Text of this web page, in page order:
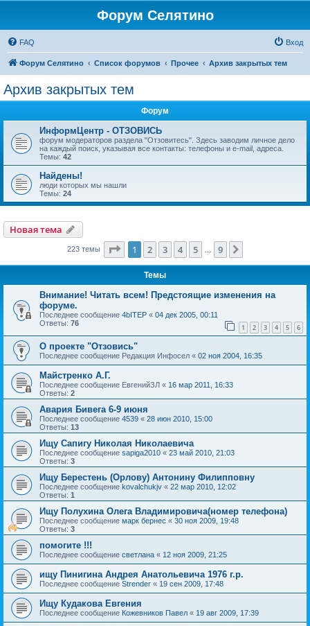
Форум Селятино
FAQ Вход
Форум Селятино Список форумов Прочее Архив закрытых тем
Архив закрытых тем
Форум
ИнформЦентр - ОТЗОВИСЬ
форум модераторов раздела "Отзовитесь". Здесь заводим личное дело
на каждый поиск, указывая все контакты: телефоны и e-mail, адреса.
Темы: 42
Найдены!
люди которых мы нашли
Темы: 24
Новая тема
223 темы Страница из
1 2 3 4 5 9
Темы
Внимание! Читать всем! Предстоящие изменения на
форуме.
Последнее сообщение 4bITEP « 04 дек 2005, 00:11
Ответы: 76 1 2 3 4 5 6
О проекте "Отзовись"
Последнее сообщение Редакция Инфосел « 02 ноя 2004, 16:35
Майстренко А.Г.
Последнее сообщение ЕвгенийЗЛ « 16 мар 2011, 16:33
Ответы: 2
Авария Бивега 6-9 июня
Последнее сообщение 4539 « 28 июн 2010, 15:00
Ответы: 13
Ищу Сапигу Николая Николаевича
Последнее сообщение sapiga2010 « 23 май 2010, 21:03
Ответы: 3
Ищу Берестень (Орлову) Антонину Филипповну
Последнее сообщение kovalchukjv « 22 мар 2010, 12:02
Ответы: 1
Ищу Полухина Олега Владимировича(номер телефона)
Последнее сообщение марк бернес « 30 ноя 2009, 19:48
Ответы: 3
помогите !!!
Последнее сообщение светлана « 12 ноя 2009, 21:25
ищу Пинигина Андрея Анатольевича 1976 г.р.
Последнее сообщение Strender « 19 сен 2009, 17:48
Ищу Кудакова Евгения
Последнее сообщение Кожевников Павел « 19 авг 2009, 17:39